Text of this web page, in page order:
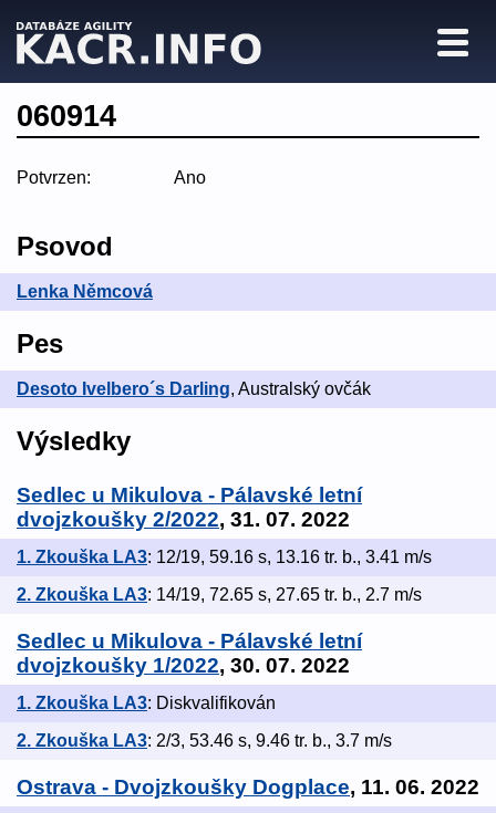
060914
Potvrzen: Ano
Psovod
Lenka Němcová
Pes
Desoto Ivelbero´s Darling, Australský ovčák
Výsledky
Sedlec u Mikulova - Pálavské letní
dvojzkoušky 2/2022, 31. 07. 2022
1. Zkouška LA3: 12/19, 59.16 s, 13.16 tr. b., 3.41 m/s
2. Zkouška LA3: 14/19, 72.65 s, 27.65 tr. b., 2.7 m/s
Sedlec u Mikulova - Pálavské letní
dvojzkoušky 1/2022, 30. 07. 2022
1. Zkouška LA3: Diskvalifikován
2. Zkouška LA3: 2/3, 53.46 s, 9.46 tr. b., 3.7 m/s
Ostrava - Dvojzkoušky Dogplace, 11. 06. 2022